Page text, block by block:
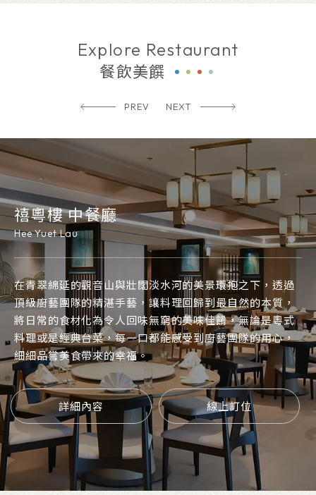
The Mesh Bar
Explore Restaurant
餐飲美饌
PREV NEXT